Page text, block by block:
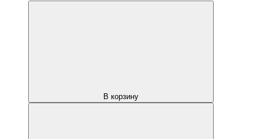
В корзину